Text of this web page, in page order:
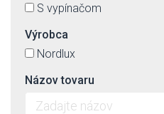
S vypínačom
Výrobca
Nordlux
Názov tovaru